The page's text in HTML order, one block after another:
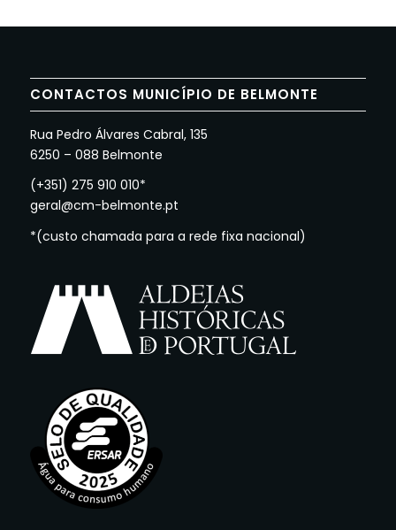
CONTACTOS MUNICÍPIO DE BELMONTE
Rua Pedro Álvares Cabral, 135
6250 – 088 Belmonte
(+351) 275 910 010*
geral@cm-belmonte.pt
*(custo chamada para a rede fixa nacional)